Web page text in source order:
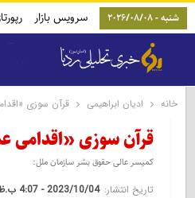
شنبه - 2026/08/08 سرویس بازار
خانه ادیان ابراهیمی قرآن سوزی
قرآن سوزی «اقدامی
کمیسر عالی حقوق بشر سازمان ملل:
تاریخ انتشار: 2023/10/04 - 4:07 ب.ظ